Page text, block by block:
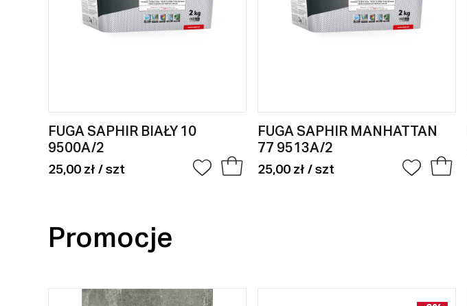
FUGA SAPHIR BIAŁY 10
9500A/2
25,00 zł / szt
FUGA SAPHIR MANHATTAN
77 9513A/2
25,00 zł / szt
Promocje